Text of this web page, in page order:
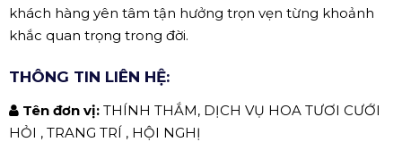
khách hàng yên tâm tận hưởng trọn vẹn từng khoảnh
khắc quan trọng trong đời.
THÔNG TIN LIÊN HỆ:
Tên đơn vị: THÍNH THẮM, DỊCH VỤ HOA TƯƠI CƯỚI
HỎI , TRANG TRÍ , HỘI NGHỊ